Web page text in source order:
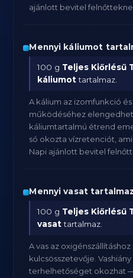
ajánlott bevitel
Mennyi káliumot
100 g Teljes Kiőrlésű
káliumottartalmaz.
A kálium az izomfunkció
működéséhez
káliumtartalmú étrend
só okozta vízretenciót,
Napi ajánlott bevitel
Mennyi vasat
100 g Teljes Kiőrlésű
vasattartalmaz.
A vas az
kulcsösszetevője.
terhelhetőséget okozhat